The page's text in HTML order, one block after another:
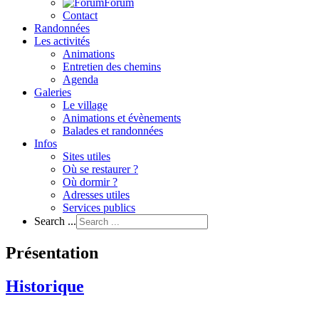
Forum
Contact
Randonnées
Les activités
Animations
Entretien des chemins
Agenda
Galeries
Le village
Animations et évènements
Balades et randonnées
Infos
Sites utiles
Où se restaurer ?
Où dormir ?
Adresses utiles
Services publics
Search ...
Présentation
Historique